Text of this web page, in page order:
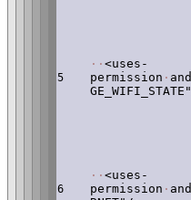
5
· · <uses-
permission ·
6
· · <uses-
permission ·